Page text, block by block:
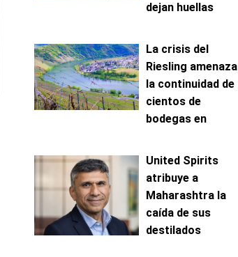
dejan huellas
distintas
La crisis del
Riesling amenaza
la continuidad de
cientos de
bodegas en
United Spirits
atribuye a
Maharashtra la
caída de sus
destilados